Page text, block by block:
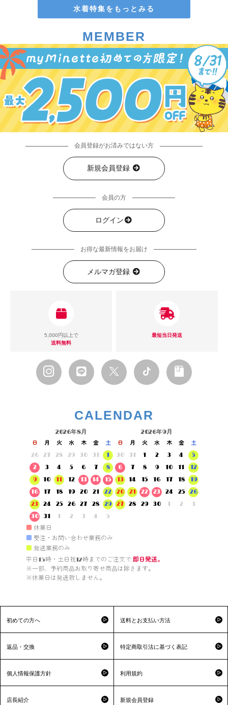
水着特集をもっとみる
MEMBER
会員登録がお済みではない方
新規会員登録
会員の方
ログイン
お得な最新情報をお届け
メルマガ登録
5,000円以上で
送料無料
最短当日発送
CALENDAR
2026年8月
日 月 火 水 木 金
土
26
27 28 29 30 31
1
2
3 4 5 6 7
8
9
10 11 12 13 14
15
16
17 18 19 20 21
22
23
24 25 26 27 28
29
30
31 1 2 3 4 5
2026年9月
日 月 火 水 木 金
土
30
31 1 2 3 4
5
6
7 8 9 10 11
12
13
14 15 16 17 18
19
20
21 22 23 24 25
26
27
28 29 30 1 2 3
■ 休業日
■ 受注・お問い合わせ業務のみ
■ 発送業務のみ
平日15時・土日祝12時までのご注文で 即日発送。
※一部、予約商品お取り寄せ商品は除きます。
※休業日は発送致しません。
初めての方へ 送料とお支払い方法
返品・交換 特定商取引法に基づく表記
個人情報保護方針 利用規約
店長紹介 新規会員登録